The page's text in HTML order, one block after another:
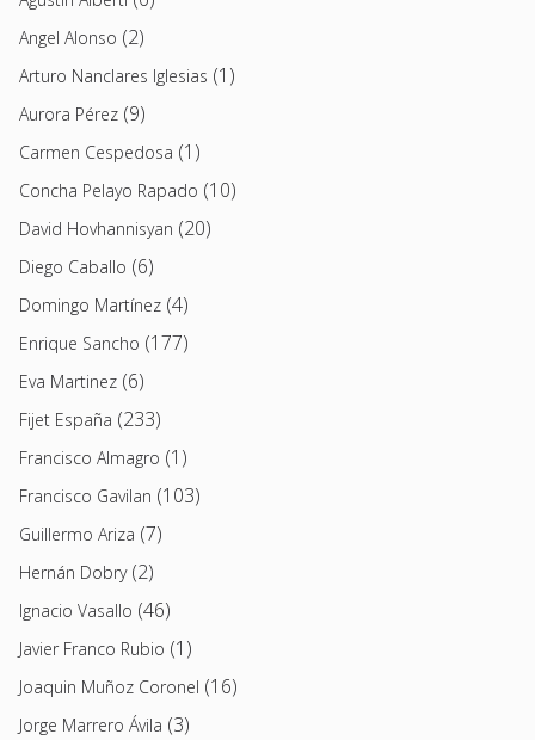
Angel Alonso (2)
Arturo Nanclares Iglesias (1)
Aurora Pérez (9)
Carmen Cespedosa (1)
Concha Pelayo Rapado (10)
David Hovhannisyan (20)
Diego Caballo (6)
Domingo Martínez (4)
Enrique Sancho (177)
Eva Martinez (6)
Fijet España (233)
Francisco Almagro (1)
Francisco Gavilan (103)
Guillermo Ariza (7)
Hernán Dobry(2)
Ignacio Vasallo (46)
Javier Franco Rubio (1)
Joaquin Muñoz Coronel (16)
Jorge Marrero Ávila (3)